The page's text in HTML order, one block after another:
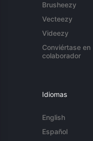
Brusheezy
Vecteezy
Videezy
Conviértase en
colaborador
Idiomas
English
Español